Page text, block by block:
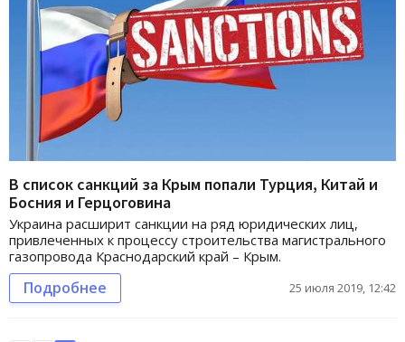
В список санкций за Крым попали Турция, Китай и
Босния и Герцоговина
Украина расширит санкции на ряд юридических лиц,
привлеченных к процессу строительства магистрального
газопровода Краснодарский край – Крым.
Подробнее 25 июля 2019, 12:42